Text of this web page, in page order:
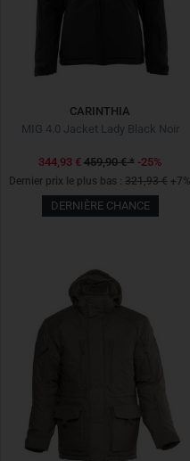
CARINTHIA
MIG 4.0 Jacket Lady Black Noir
344,93 € 459,90 €* -25%
Dernier prix le plus bas : 321,93 € +7%
DERNIÈRE CHANCE